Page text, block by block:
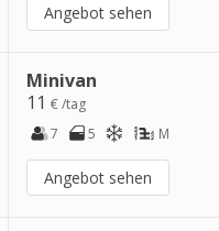
Angebot sehen
Minivan
11 € /tag
7
5 M
Angebot sehen